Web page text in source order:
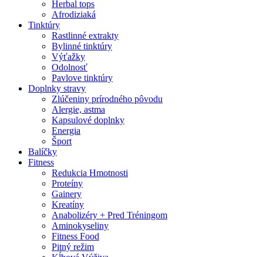
Herbal tops
Afrodiziaká
Tinktúry
Rastlinné extrakty
Bylinné tinktúry
Výťažky
Odolnosť
Pavlove tinktúry
Doplnky stravy
Zlúčeniny prírodného pôvodu
Alergie, astma
Kapsulové doplnky
Energia
Šport
Balíčky
Fitness
Redukcia Hmotnosti
Proteíny
Gainery
Kreatíny
Anabolizéry + Pred Tréningom
Aminokyseliny
Fitness Food
Pitný režim